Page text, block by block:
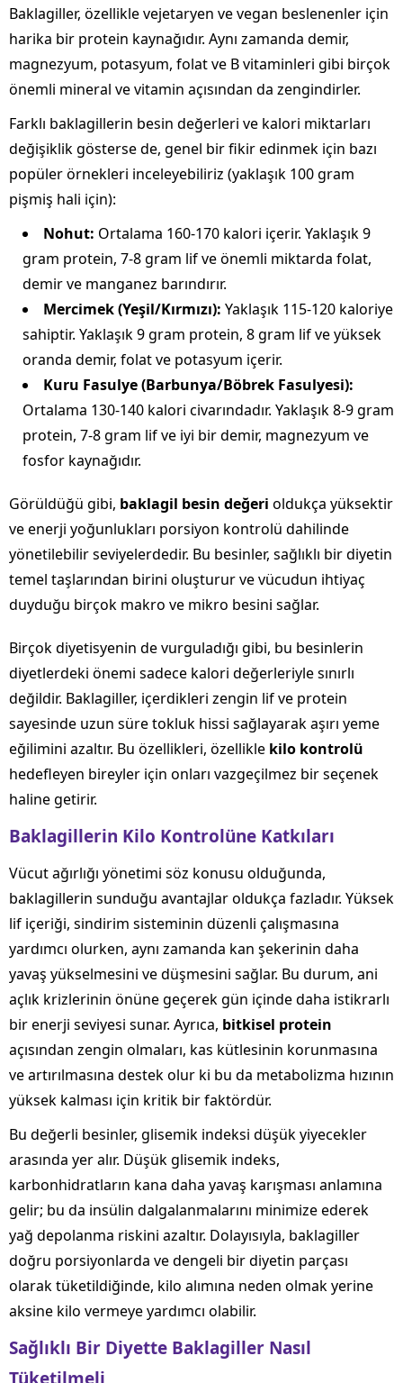
Baklagiller, özellikle vejetaryen ve vegan beslenenler için
harika bir protein kaynağıdır. Aynı zamanda demir,
magnezyum, potasyum, folat ve B vitaminleri gibi birçok
önemli mineral ve vitamin açısından da zengindirler.
Farklı baklagillerin besin değerleri ve kalori miktarları
değişiklik gösterse de, genel bir fikir edinmek için bazı
popüler örnekleri inceleyebiliriz (yaklaşık 100 gram
pişmiş hali için):
Nohut: Ortalama 160-170 kalori içerir. Yaklaşık 9
gram protein, 7-8 gram lif ve önemli miktarda folat,
demir ve manganez barındırır.
Mercimek (Yeşil/Kırmızı): Yaklaşık 115-120 kaloriye
sahiptir. Yaklaşık 9 gram protein, 8 gram lif ve yüksek
oranda demir, folat ve potasyum içerir.
Kuru Fasulye (Barbunya/Böbrek Fasulyesi):
Ortalama 130-140 kalori civarındadır. Yaklaşık 8-9 gram
protein, 7-8 gram lif ve iyi bir demir, magnezyum ve
fosfor kaynağıdır.
Görüldüğü gibi, baklagil besin değeri oldukça yüksektir
ve enerji yoğunlukları porsiyon kontrolü dahilinde
yönetilebilir seviyelerdedir. Bu besinler, sağlıklı bir diyetin
temel taşlarından birini oluşturur ve vücudun ihtiyaç
duyduğu birçok makro ve mikro besini sağlar.
Birçok diyetisyenin de vurguladığı gibi, bu besinlerin
diyetlerdeki önemi sadece kalori değerleriyle sınırlı
değildir. Baklagiller, içerdikleri zengin lif ve protein
sayesinde uzun süre tokluk hissi sağlayarak aşırı yeme
eğilimini azaltır. Bu özellikleri, özellikle kilo kontrolü
hedefleyen bireyler için onları vazgeçilmez bir seçenek
haline getirir.
Baklagillerin Kilo Kontrolüne Katkıları
Vücut ağırlığı yönetimi söz konusu olduğunda,
baklagillerin sunduğu avantajlar oldukça fazladır. Yüksek
lif içeriği, sindirim sisteminin düzenli çalışmasına
yardımcı olurken, aynı zamanda kan şekerinin daha
yavaş yükselmesini ve düşmesini sağlar. Bu durum, ani
açlık krizlerinin önüne geçerek gün içinde daha istikrarlı
bir enerji seviyesi sunar. Ayrıca, bitkisel protein
açısından zengin olmaları, kas kütlesinin korunmasına
ve artırılmasına destek olur ki bu da metabolizma hızının
yüksek kalması için kritik bir faktördür.
Bu değerli besinler, glisemik indeksi düşük yiyecekler
arasında yer alır. Düşük glisemik indeks,
karbonhidratların kana daha yavaş karışması anlamına
gelir; bu da insülin dalgalanmalarını minimize ederek
yağ depolanma riskini azaltır. Dolayısıyla, baklagiller
doğru porsiyonlarda ve dengeli bir diyetin parçası
olarak tüketildiğinde, kilo alımına neden olmak yerine
aksine kilo vermeye yardımcı olabilir.
Sağlıklı Bir Diyette Baklagiller Nasıl